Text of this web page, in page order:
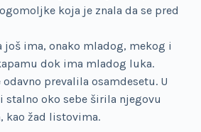
koja je znala da se pred
još ima, onako mladog, mekog i
dok ima mladog luka.
prevalila osamdesetu. U
oko sebe širila njegovu
kao žad listovima.